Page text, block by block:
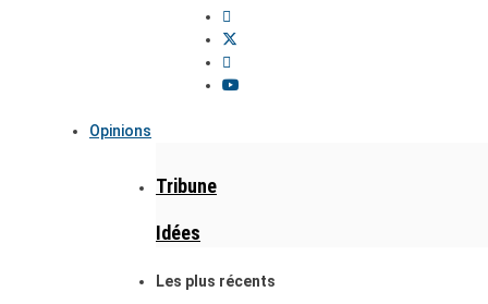
Opinions
Tribune
Idées
Les plus récents